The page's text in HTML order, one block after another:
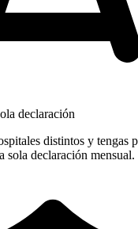
declaración
distintos y tengas
sola declaración mensual.